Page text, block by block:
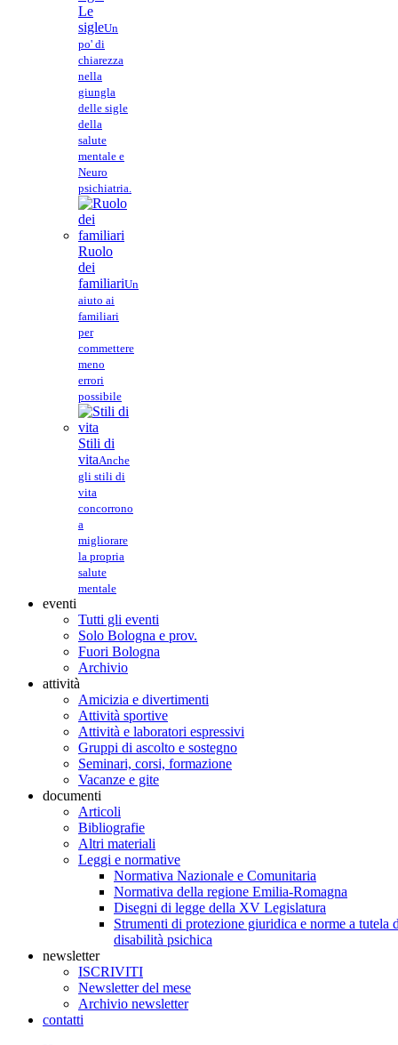
Le
sigleUn
po' di
chiarezza
nella
giungla
delle sigle
della
salute
mentale e
Neuro
psichiatria.
Ruolo
dei
familiariUn
aiuto ai
familiari
per
commettere
meno
errori
possibile
Stili di
vitaAnche
gli stili di
vita
concorrono
a
migliorare
la propria
salute
mentale
eventi
Tutti gli eventi
Solo Bologna e prov.
Fuori Bologna
Archivio
attività
Amicizia e divertimenti
Attività sportive
Attività e laboratori espressivi
Gruppi di ascolto e sostegno
Seminari, corsi, formazione
Vacanze e gite
documenti
Articoli
Bibliografie
Altri materiali
Leggi e normative
Normativa Nazionale e Comunitaria
Normativa della regione Emilia-Romagna
Disegni di legge della XV Legislatura
Strumenti di protezione giuridica e norme a tutela
disabilità psichica
newsletter
ISCRIVITI
Newsletter del mese
Archivio newsletter
contatti